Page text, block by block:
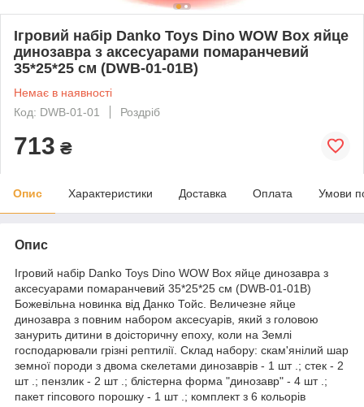
Ігровий набір Danko Toys Dino WOW Box яйце
динозавра з аксесуарами помаранчевий
35*25*25 см (DWB-01-01B)
Немає в наявності
Код: DWB-01-01
Роздріб
713 ₴
Опис Характеристики Доставка Оплата Умови
Опис
Ігровий набір Danko Toys Dino WOW Box яйце динозавра з
аксесуарами помаранчевий 35*25*25 см (DWB-01-01B)
Божевільна новинка від Данко Тойс. Величезне яйце
динозавра з повним набором аксесуарів, який з головою
занурить дитини в доісторичну епоху, коли на Землі
господарювали грізні рептилії. Склад набору: скам'янілий шар
земної породи з двома скелетами динозаврів - 1 шт .; стек - 2
шт .; пензлик - 2 шт .; блістерна форма "динозавр" - 4 шт .;
пакет гіпсового порошку - 1 шт .; комплект з 6 кольорів